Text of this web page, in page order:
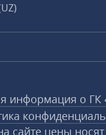
информация о ГК
сайте цены